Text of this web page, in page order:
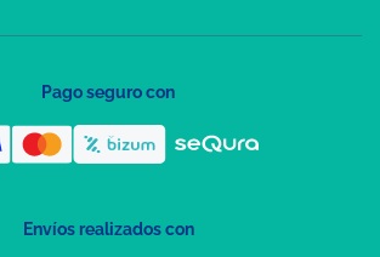
Pago seguro con
Envíos realizados con